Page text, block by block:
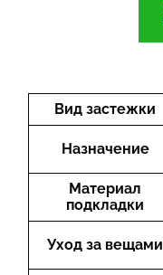
Вид застежки
Назначение
Материал
подкладки
Уход за вещами